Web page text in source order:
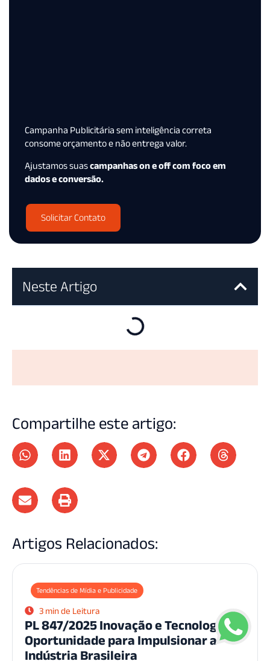
Campanha Publicitária sem inteligência correta
consome orçamento e não entrega valor.
Ajustamos suascampanhas on e off com foco em
dados e conversão.
Solicitar Contato
Neste Artigo
Compartilhe este artigo:
Artigos Relacionados:
Tendências de Mídia e Publicidade
3 min de Leitura
PL 847/2025 Inovação e Tecnologia:
Oportunidade para Impulsionar a
Indústria Brasileira